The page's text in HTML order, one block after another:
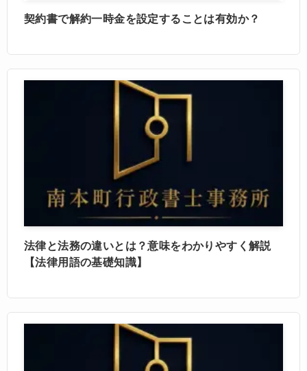
契約書で解約一時金を設定することは有効か？
法律と法務の違いとは？意味をわかりやすく解説
【法律用語の基礎知識】